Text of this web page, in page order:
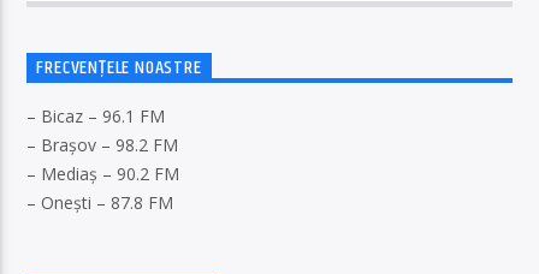
FRECVENȚELE NOASTRE
– Bicaz – 96.1 FM
– Brașov – 98.2 FM
– Mediaș – 90.2 FM
– Onești – 87.8 FM